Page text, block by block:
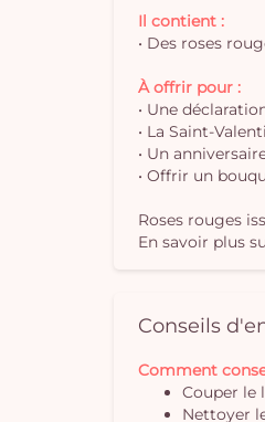
Il contient :
• Des roses
À offrir pour :
• Une
• La Saint-
• Un
• Offrir un
Roses rouges
En savoir plus
Conseils
Comment
Couper le
Nettoyer